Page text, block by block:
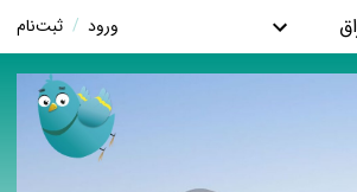
ورود / ثبت‌نام